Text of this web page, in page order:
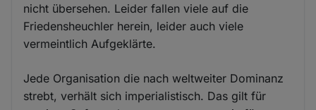
nicht übersehen. Leider fallen viele auf die
Friedensheuchler herein, leider auch viele
vermeintlich Aufgeklärte.
Jede Organisation die nach weltweiter Dominanz
strebt, verhält sich imperialistisch. Das gilt für